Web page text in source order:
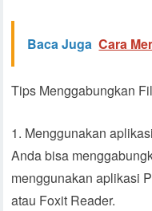
Baca Juga Cara
Tips Menggabungkan
1. Menggunakan
Anda bisa
menggunakan aplikasi
atau Foxit Reader.